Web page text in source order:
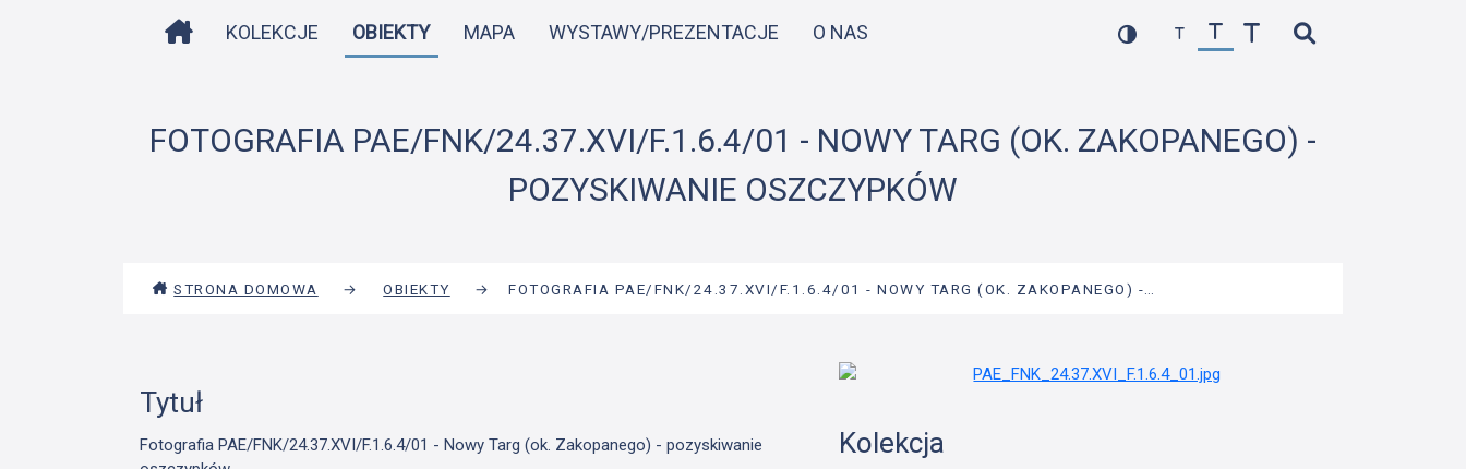
do
STRONA DOMOWA
KOLEKCJE OBIEKTY MAPA WYSTAWY/PREZENTACJE O NAS
FOTOGRAFIA PAE/FNK/24.37.XVI/F.1.6.4/01 - NOWY TARG (OK. ZAKOPANEGO) -
POZYSKIWANIE OSZCZYPKÓW
STRONA DOMOWA → OBIEKTY → FOTOGRAFIA PAE/FNK/24.37.XVI/F.1.6.4/01 - NOWY TARG (OK. ZAKOPANEGO) -…
Tytuł
Fotografia PAE/FNK/24.37.XVI/F.1.6.4/01 - Nowy Targ (ok. Zakopanego) - pozyskiwanie
Kolekcja